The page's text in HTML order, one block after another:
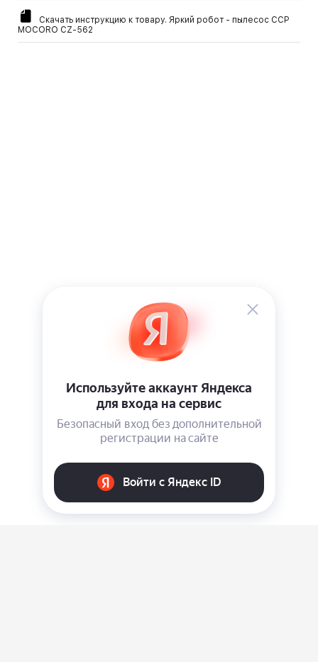
Скачать инструкцию к товару. Яркий робот - пылесос CCP
MOCORO CZ-562